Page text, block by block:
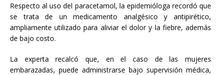
Respecto al uso del paracetamol, la epidemióloga recordó que
se trata de un medicamento analgésico y antipirético,
ampliamente utilizado para aliviar el dolor y la fiebre, además
de bajo costo.
La experta recalcó que, en el caso de las mujeres
embarazadas, puede administrarse bajo supervisión médica,